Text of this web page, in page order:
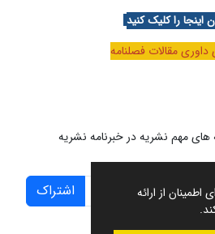
از ارائه
اینجا را کلیک کنید
مقالات فصلنامه
های مهم نشریه در خبرنامه نشریه
اشتراک